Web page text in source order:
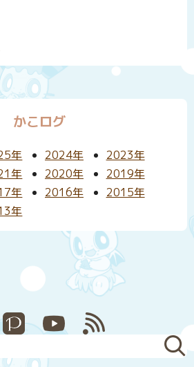
かこログ
年 2024年
2023年
年 2020年
2019年
年 2016年
2015年
年
Pixiv YouTube